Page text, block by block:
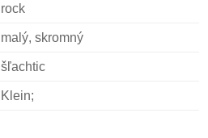
rock
malý, skromný
šľachtic
Klein;